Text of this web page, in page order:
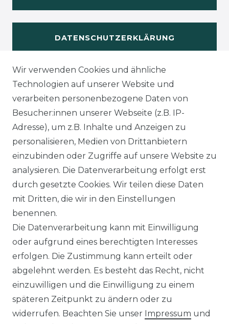
DATENSCHUTZERKLÄRUNG
WIDERUFSRECHT
KONTAKT
Sie sind Händlerund möchten Sich mit uns
in Verbindung setzen?
unter:
0421 - 7942081
Unseren Händlershop finden Sie hier:
https://b2b-popshotsstudios.de/
Wir versenden mit
Wir verwenden Cookies und ähnliche
Technologien auf unserer Website und
verarbeiten personenbezogene Daten von
Besucher:innen unserer Webseite (z.B. IP-
Adresse), um z.B. Inhalte und Anzeigen zu
personalisieren, Medien von Drittanbietern
einzubinden oder Zugriffe auf unsere Website zu
analysieren. Die Datenverarbeitung erfolgt erst
durch gesetzte Cookies. Wir teilen diese Daten
mit Dritten, die wir in den Einstellungen
benennen.
Die Datenverarbeitung kann mit Einwilligung
oder aufgrund eines berechtigten Interesses
erfolgen. Die Zustimmung kann erteilt oder
abgelehnt werden. Es besteht das Recht, nicht
einzuwilligen und die Einwilligung zu einem
späteren Zeitpunkt zu ändern oder zu
widerrufen. Beachten Sie unser Impressum und